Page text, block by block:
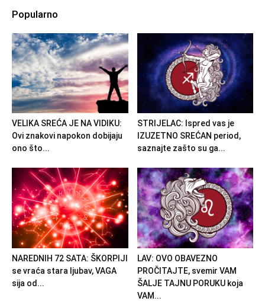
Popularno
VELIKA SREĆA JE NA VIDIKU:
Ovi znakovi napokon dobijaju
ono što...
STRIJELAC: Ispred vas je
IZUZETNO SREĆAN period,
saznajte zašto su ga...
NAREDNIH 72 SATA: ŠKORPIJI
se vraća stara ljubav, VAGA
sija od...
LAV: OVO OBAVEZNO
PROČITAJTE, svemir VAM
ŠALJE TAJNU PORUKU koja
VAM...